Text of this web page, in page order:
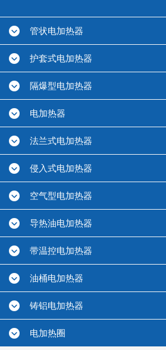
管状电加热器
护套式电加热器
隔爆型电加热器
电加热器
法兰式电加热器
侵入式电加热器
空气型电加热器
导热油电加热器
带温控电加热器
油桶电加热器
铸铝电加热器
电加热圈